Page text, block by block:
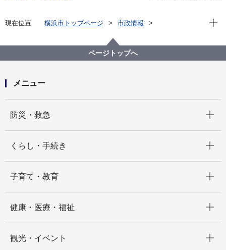
現在位置 横浜市トップページ
市政情報
脱炭素・GREEN×EXPO推進局
記者発表 2024年度
「ヨコハマ未来創造会議」本格始動！未来に挑む若者
現在
ページトップへ
メニュー
防災・救急
くらし・手続き
子育て・教育
健康・医療・福祉
観光・イベント